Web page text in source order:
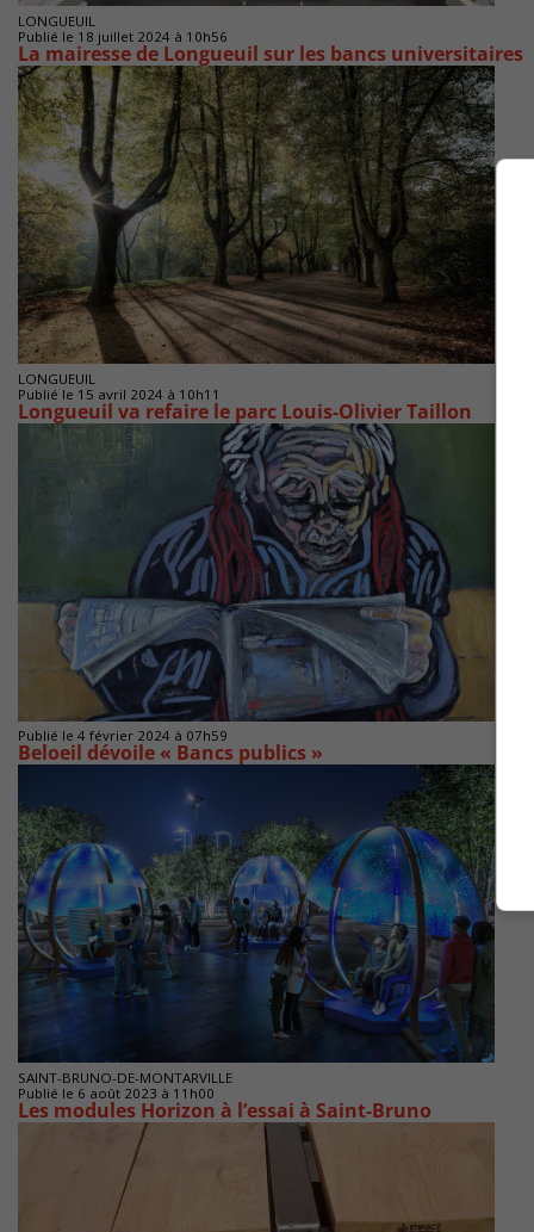
LONGUEUIL
Publié le 18 juillet 2024 à 10h56
La mairesse de Longueuil sur les bancs universitaires
LONGUEUIL
Publié le 15 avril 2024 à 10h11
Longueuil va refaire le parc Louis-Olivier Taillon
Publié le 4 février 2024 à 07h59
Beloeil dévoile « Bancs publics »
SAINT-BRUNO-DE-MONTARVILLE
Publié le 6 août 2023 à 11h00
Les modules Horizon à l’essai à Saint-Bruno